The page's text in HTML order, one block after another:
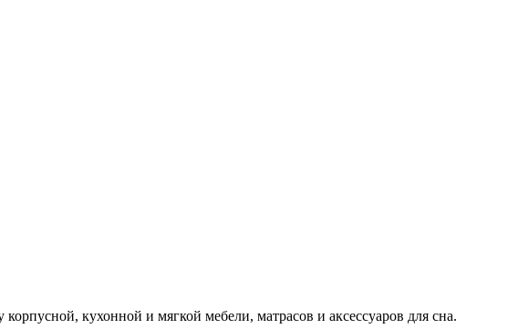
кухонной и мягкой мебели, матрасов и аксессуаров для сна.